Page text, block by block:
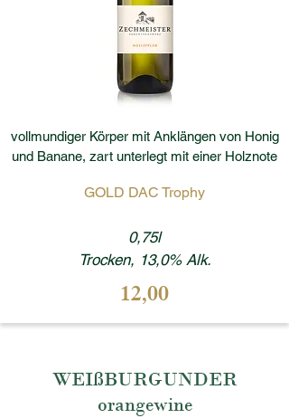
vollmundiger Körper mit Anklängen von Honig
und Banane, zart unterlegt mit einer Holznote
GOLD DAC Trophy
0,75l
Trocken, 13,0% Alk.
12,00
WEIßBURGUNDER
orangewine